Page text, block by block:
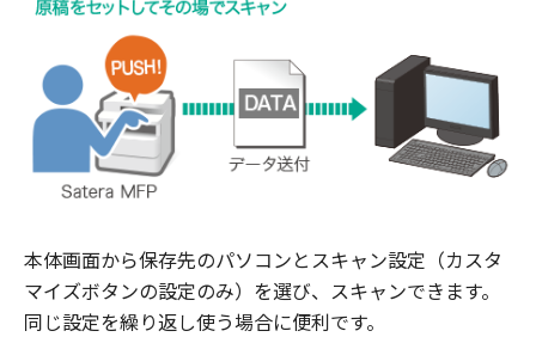
本体画面から保存先のパソコンとスキャン設定（カスタ
マイズボタンの設定のみ）を選び、スキャンできます。
同じ設定を繰り返し使う場合に便利です。